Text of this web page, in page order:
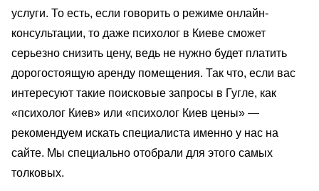
услуги. То есть, если говорить о режиме онлайн-
консультации, то даже психолог в Киеве сможет
серьезно снизить цену, ведь не нужно будет платить
дорогостоящую аренду помещения. Так что, если вас
интересуют такие поисковые запросы в Гугле, как
«психолог Киев» или «психолог Киев цены» —
рекомендуем искать специалиста именно у нас на
сайте. Мы специально отобрали для этого самых
толковых.